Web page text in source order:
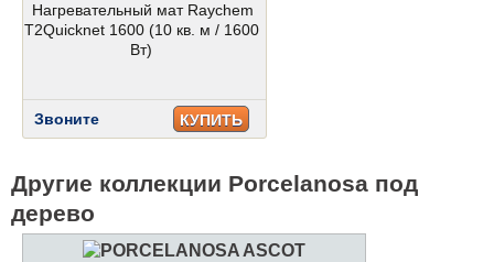
Нагревательный мат Raychem
T2Quicknet 1600 (10 кв. м / 1600
Вт)
Звоните КУПИТЬ
Другие коллекции Porcelanosa под
дерево